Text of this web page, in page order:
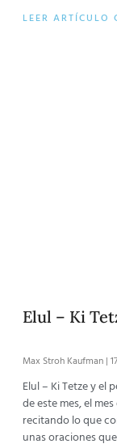
LEER ARTÍCULO
Elul – Ki
Max Stroh Kaufman
Elul – Ki Tetze y el
de este mes, el
recitando lo que
unas oraciones